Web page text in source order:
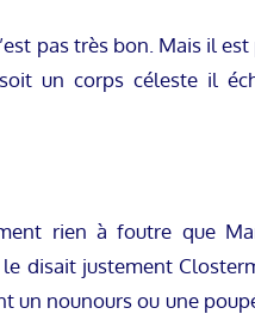
pas très bon. Mais il
un corps céleste il
rien à foutre que
disait justement
nounours ou une